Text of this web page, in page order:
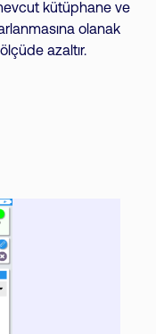
kütüphane ve
olanak
azaltır.